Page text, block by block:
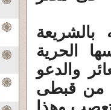
الحرية
والدعو
من قبطى